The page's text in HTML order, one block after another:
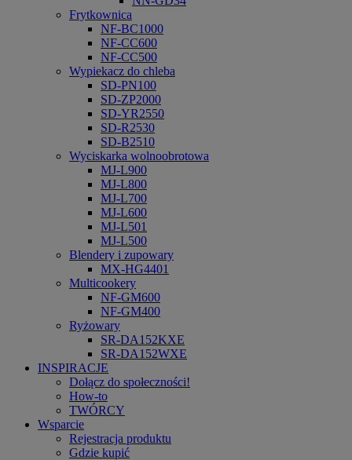
Frytkownica
NF-BC1000
NF-CC600
NF-CC500
Wypiekacz do chleba
SD-PN100
SD-ZP2000
SD-YR2550
SD-R2530
SD-B2510
Wyciskarka wolnoobrotowa
MJ-L900
MJ-L800
MJ-L700
MJ-L600
MJ-L501
MJ-L500
Blendery i zupowary
MX-HG4401
Multicookery
NF-GM600
NF-GM400
Ryżowary
SR-DA152KXE
SR-DA152WXE
INSPIRACJE
Dołącz do społeczności!
How-to
TWÓRCY
Wsparcie
Rejestracja produktu
Gdzie kupić